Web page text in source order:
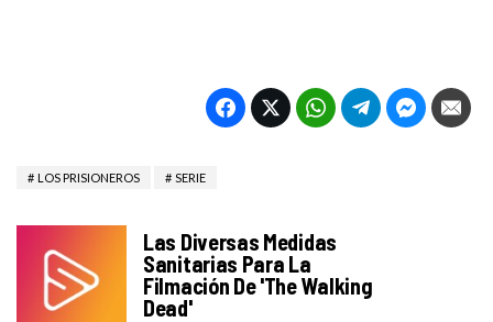
LOS PRISIONEROS SERIE
Las Diversas Medidas
Sanitarias Para La
Filmación De 'The Walking
Dead'